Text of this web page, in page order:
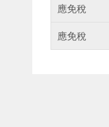
應免稅
應免稅